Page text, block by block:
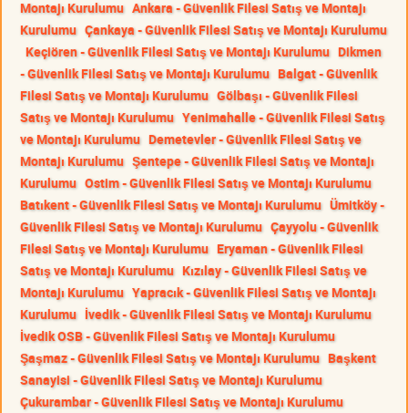
Montajı Kurulumu Ankara - Güvenlik Filesi Satış ve Montajı
Kurulumu Çankaya - Güvenlik Filesi Satış ve Montajı Kurulumu
Keçiören - Güvenlik Filesi Satış ve Montajı Kurulumu Dikmen
- Güvenlik Filesi Satış ve Montajı Kurulumu Balgat - Güvenlik
Filesi Satış ve Montajı Kurulumu Gölbaşı - Güvenlik Filesi
Satış ve Montajı Kurulumu Yenimahalle - Güvenlik Filesi Satış
ve Montajı Kurulumu Demetevler - Güvenlik Filesi Satış ve
Montajı Kurulumu Şentepe - Güvenlik Filesi Satış ve Montajı
Kurulumu Ostim - Güvenlik Filesi Satış ve Montajı Kurulumu
Batıkent - Güvenlik Filesi Satış ve Montajı Kurulumu Ümitköy -
Güvenlik Filesi Satış ve Montajı Kurulumu Çayyolu - Güvenlik
Filesi Satış ve Montajı Kurulumu Eryaman - Güvenlik Filesi
Satış ve Montajı Kurulumu Kızılay - Güvenlik Filesi Satış ve
Montajı Kurulumu Yapracık - Güvenlik Filesi Satış ve Montajı
Kurulumu İvedik - Güvenlik Filesi Satış ve Montajı Kurulumu
İvedik OSB - Güvenlik Filesi Satış ve Montajı Kurulumu
Şaşmaz - Güvenlik Filesi Satış ve Montajı Kurulumu Başkent
Sanayisi - Güvenlik Filesi Satış ve Montajı Kurulumu
Çukurambar - Güvenlik Filesi Satış ve Montajı Kurulumu